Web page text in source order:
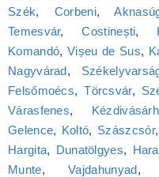
Szék, Corbeni,
Temesvár,Costinești,
Komandó, Vișeu de Sus,
Nagyvárad,
Felsőmoécs,Törcsvár,
Várasfenes,
Gelence, Koltó, Szászcsór,
Hargita, Dunatölgyes,
Munte,Vajdahunyad